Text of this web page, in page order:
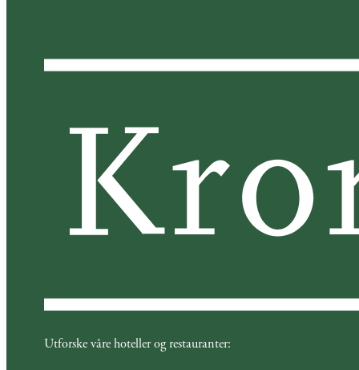
Utforske våre hoteller og restauranter: